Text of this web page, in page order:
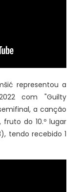
representou a
com "Guilty
a canção
fruto do 10.º lugar
tendo recebido 1